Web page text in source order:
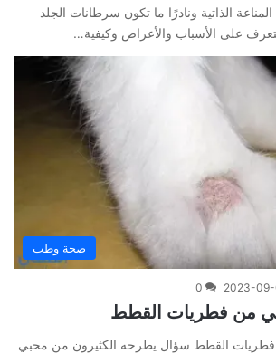
الذاتية ونادرًا ما تكون سرطانات الجلد
على الأسباب والأعراض وكيفية…
صحة وطب
2023-
0
من فطريات القطط
القطط سؤال يطرحه الكثيرون من محبي